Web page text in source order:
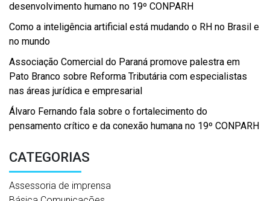
desenvolvimento humano no 19º CONPARH
Como a inteligência artificial está mudando o RH no Brasil e
no mundo
Associação Comercial do Paraná promove palestra em
Pato Branco sobre Reforma Tributária com especialistas
nas áreas jurídica e empresarial
Álvaro Fernando fala sobre o fortalecimento do
pensamento crítico e da conexão humana no 19º CONPARH
CATEGORIAS
Assessoria de imprensa